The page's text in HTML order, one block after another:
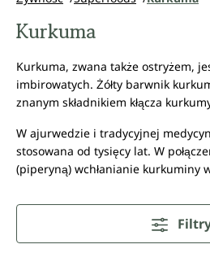
Kurkuma
Kurkuma, zwana także ostryżem,
imbirowatych. Żółty barwnik
znanym składnikiem kłącza
W ajurwedzie i tradycyjnej
stosowana od tysięcy lat. W
(piperyną) wchłanianie kurkuminy